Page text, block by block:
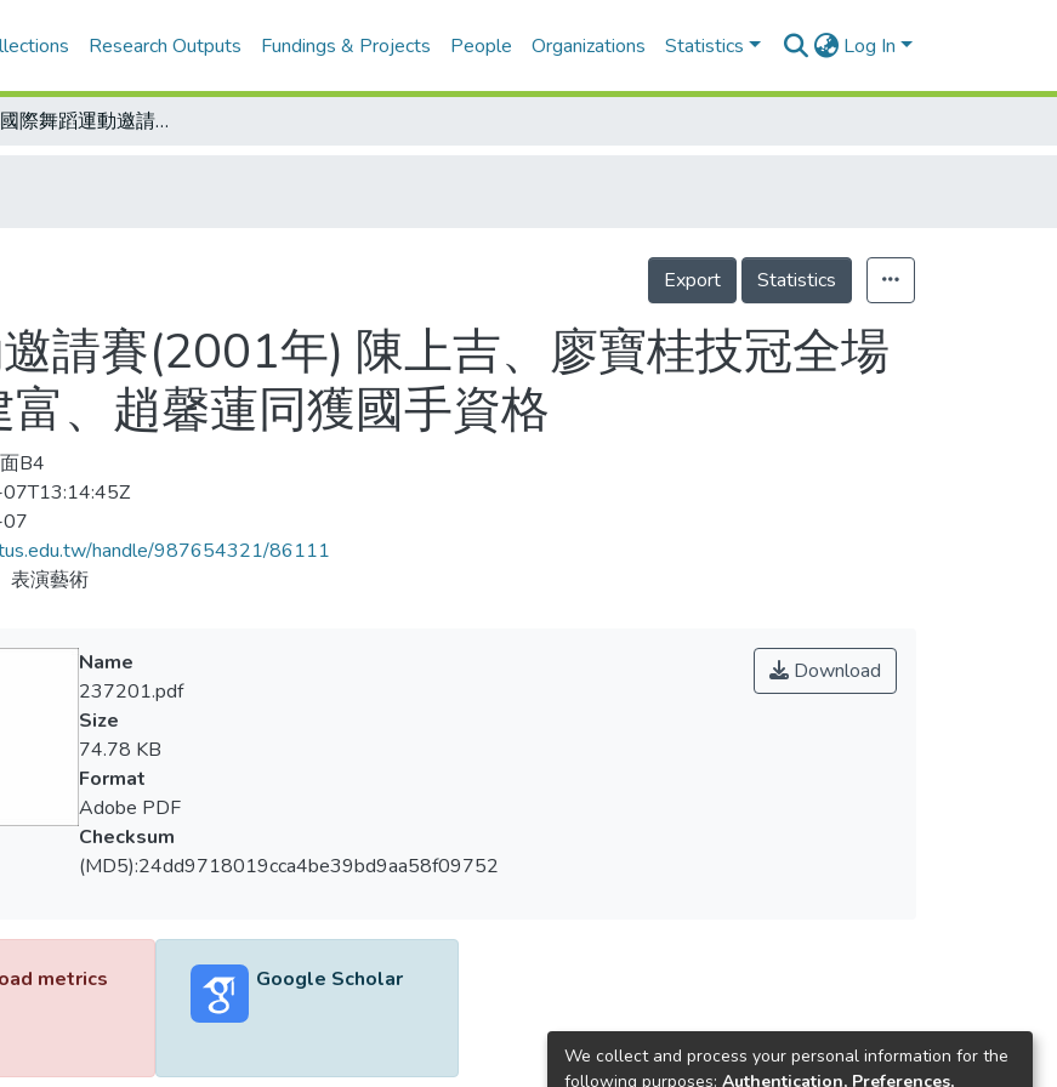
Research Outputs Fundings & Projects People Organizations Statistics Log In
助川杯國際舞蹈運動邀請賽(2001年) 陳上吉、廖寶桂技冠全場 黃天來、趙蓬英 王建富、趙馨蓮同獲國手資格
Export Statistics
請賽(2001年) 陳上吉、廖寶桂技冠全場
、趙馨蓮同獲國手資格
B4
handle/987654321/86111
表演藝術
Download
Name
237201.pdf
Size
74.78 KB
Format
Adobe PDF
Checksum
(MD5):24dd9718019cca4be39bd9aa58f09752
metrics Google Scholar
We collect and process your personal information for the
following purposes: Authentication, Preferences,